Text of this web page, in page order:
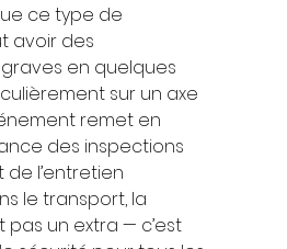
ce type de
avoir des
en quelques
sur un axe
remet en
des inspections
l’entretien
le transport, la
pas un extra — c’est